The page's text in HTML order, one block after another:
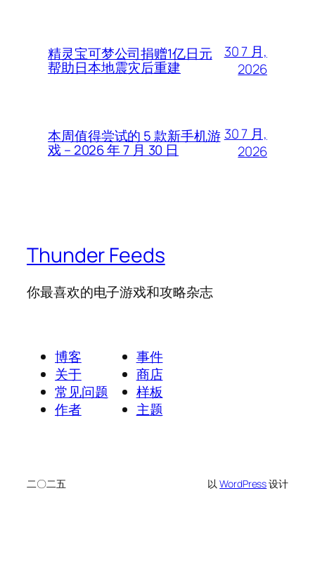
精灵宝可梦公司捐赠1亿日元
帮助日本地震灾后重建
30 7 月,
2026
本周值得尝试的 5 款新手机游
戏 – 2026 年 7 月 30 日
30 7 月,
2026
Thunder Feeds
你最喜欢的电子游戏和攻略杂志
博客
关于
常见问题
作者
事件
商店
样板
主题
二〇二五 以WordPress设计